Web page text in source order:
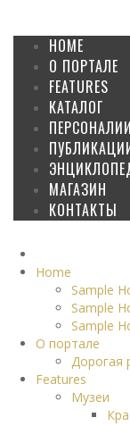
HOME
О ПОРТАЛЕ
FEATURES
КАТАЛОГ
ПЕРСОНАЛИИ
МАГАЗИН
КОНТАКТЫ
Home
Sample
Sample
Sample
О портале
Дорогая
Features
Музеи